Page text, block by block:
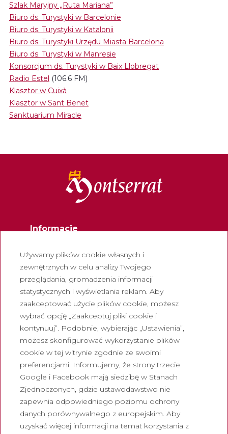
Szlak Maryjny „Ruta Mariana”
Biuro ds. Turystyki w Barcelonie
Biuro ds. Turystyki w Katalonii
Biuro ds. Turystyki Urzędu Miasta Barcelona
Biuro ds. Turystyki w Manresie
Konsorcjum ds. Turystyki w Baix Llobregat
Radio Estel (106.6 FM)
Klasztor w Cuixà
Klasztor w Sant Benet
Sanktuarium Miracle
Informacje
Biuletyn
Pracuj z nami
Często zadawane pytania
Turystyczny bilet wstępu
Prawny
Polityka prywatności
Polityka cookies
Polityka dotycząca mediów
społecznościowych
Kanał zgłoszen
Używamy plików cookie własnych i
zewnętrznych w celu analizy Twojego
przeglądania, gromadzenia informacji
statystycznych i wyświetlania reklam. Aby
zaakceptować użycie plików cookie, możesz
wybrać opcję „Zaakceptuj pliki cookie i
kontynuuj”. Podobnie, wybierając „Ustawienia”,
możesz skonfigurować wykorzystanie plików
cookie w tej witrynie zgodnie ze swoimi
preferencjami. Informujemy, że strony trzecie
Google i Facebook mają siedzibę w Stanach
Zjednoczonych, gdzie ustawodawstwo nie
zapewnia odpowiedniego poziomu ochrony
danych porównywalnego z europejskim. Aby
uzyskać więcej informacji na temat korzystania z